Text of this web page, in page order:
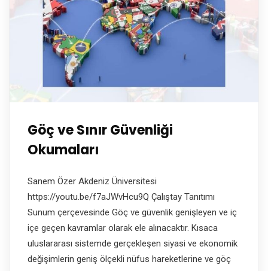
Göç ve Sınır Güvenliği
Okumaları
Sanem Özer Akdeniz Üniversitesi
https://youtu.be/f7aJWvHcu9Q Çalıştay Tanıtımı
Sunum çerçevesinde Göç ve güvenlik genişleyen ve iç
içe geçen kavramlar olarak ele alınacaktır. Kısaca
uluslararası sistemde gerçekleşen siyasi ve ekonomik
değişimlerin geniş ölçekli nüfus hareketlerine ve göç